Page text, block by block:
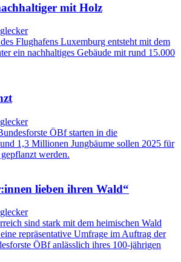
mit Holz
Flughafens Luxemburg entsteht mit dem
ein nachhaltiges Gebäude mit rund 15.000
ÖBf starten in die
1,3 Millionen Jungbäume sollen 2025 für
werden.
lieben ihren Wald“
sind stark mit dem heimischen Wald
repräsentative Umfrage im Auftrag der
ÖBf anlässlich ihres 100-jährigen